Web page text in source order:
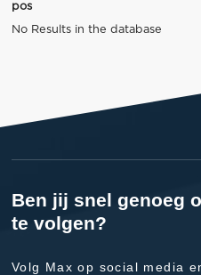
pos
No Results in the database
Ben jij snel genoeg
te volgen?
Volg Max op social media